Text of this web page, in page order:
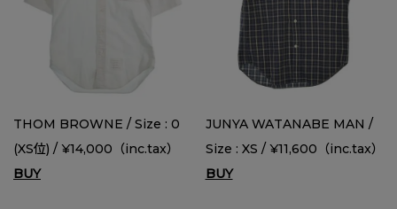
THOM BROWNE / Size : 0
(XS位) / ¥14,000（inc.tax）
BUY
JUNYA WATANABE MAN /
Size : XS / ¥11,600（inc.tax）
BUY